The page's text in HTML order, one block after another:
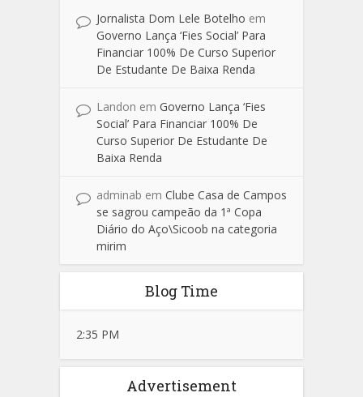
Jornalista Dom Lele Botelho em
Governo Lança ‘Fies Social’ Para
Financiar 100% De Curso Superior
De Estudante De Baixa Renda
Landon em Governo Lança ‘Fies
Social’ Para Financiar 100% De
Curso Superior De Estudante De
Baixa Renda
adminab em Clube Casa de Campos
se sagrou campeão da 1ª Copa
Diário do Aço\Sicoob na categoria
mirim
Blog Time
2:35 PM
Advertisement